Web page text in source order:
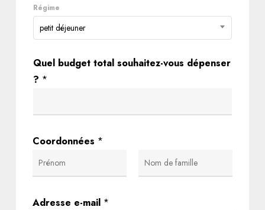
o
d
a
Régime
petit déjeuner
Quel budget total souhaitez-vous dépenser
? *
Coordonnées *
Adresse e-mail *